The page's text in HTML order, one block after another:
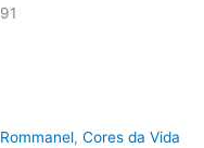
, Cores da Vida